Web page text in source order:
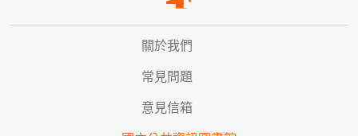
關於我們
常見問題
意見信箱